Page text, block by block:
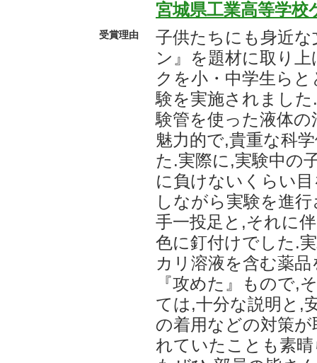
宮城県工業高等学
受賞理由
子供たちにも身近
ン』を題材に取り
クを小・中学生ら
験を実施されまし
験管を使った液体
魅力的で,貴重な科
た.実際に,実験中の
に負けないくらい
しながら実験を進
手一投足と,それに
色に釘付けでした.
カリ溶液を含む薬
『攻めた』もので,
ては,十分な説明と,
の着用などの対策
れていたことも素